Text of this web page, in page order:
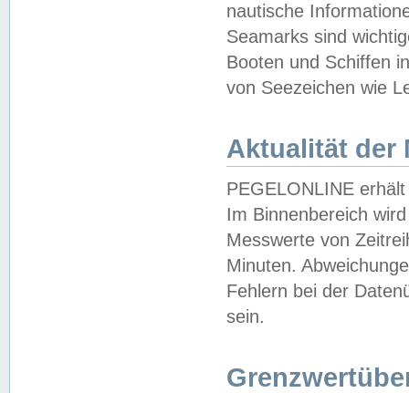
nautische
Seamarks sind
Booten und Schiffen
von Seezeichen wie
Aktualität der
PEGELONLINE
Im Binnenbereich
Messwerte von
Minuten.
Fehlern bei der
sein.